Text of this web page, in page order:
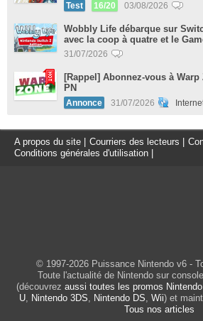
Test 16/20 03/08/2026
Wobbly Life débarque sur
avec la coop à quatre et le
31/07/2026
[Rappel] Abonnez-vous à
PN
Annonce 31/07/2026
A propos du site Courriers des lecteurs
Conditions générales d'utilisation
© 1997-2026 Puissance Nintendo v6 -
Toute l'actualité de Nintendo sur
(découvrez aussi toutes les promos
U, Nintendo 3DS, Nintendo DS, Wii) et
Tous nos articles